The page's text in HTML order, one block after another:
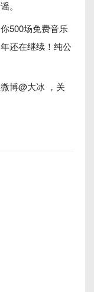
。
500场免费音乐
还在继续！纯公
博@大冰 ，关